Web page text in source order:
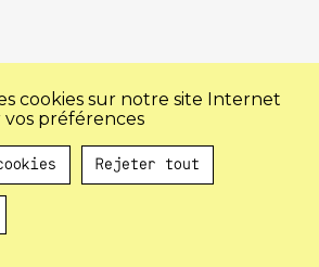
!
cookies sur notre site Internet
préférences
Rejeter tout